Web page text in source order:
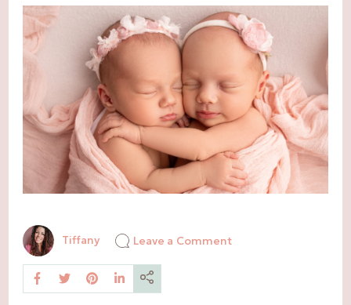
Tiffany Leave a Commenton